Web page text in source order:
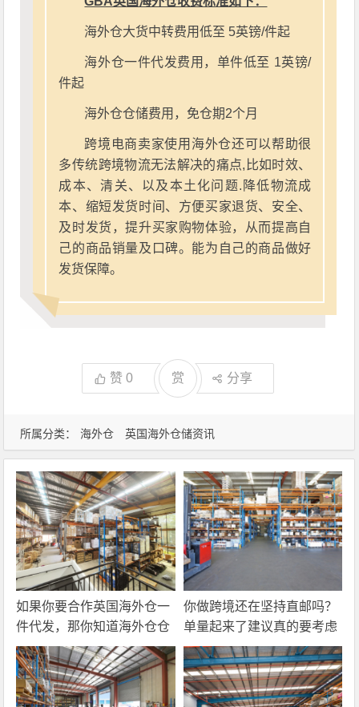
所属分类： 海外仓 英国海外仓储资讯
海外仓大货中转费用低至 5英镑/件起
海外仓一件代发费用，单件低至 1英镑/
件起
海外仓仓储费用，免仓期2个月
跨境电商卖家使用海外仓还可以帮助很
多传统跨境物流无法解决的痛点,比如时效、
成本、清关、以及本土化问题.降低物流成
本、缩短发货时间、方便买家退货、安全、
及时发货，提升买家购物体验，从而提高自
己的商品销量及口碑。能为自己的商品做好
发货保障。
赞0 赏 分享
如果你要合作英国海外仓一
件代发，那你知道海外仓仓
储费应该怎么算吗？
你做跨境还在坚持直邮吗？
单量起来了建议真的要考虑
一下海外仓一件代发